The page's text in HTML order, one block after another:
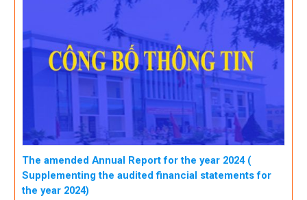
The amended Annual Report for the year 2024 (
Supplementing the audited financial statements for
the year 2024)